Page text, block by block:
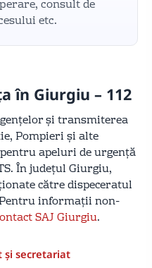
consult de
etc.
în Giurgiu – 112
și transmiterea
Pompieri și alte
apeluri de urgență
În județul Giurgiu,
către dispeceratul
informații non-
SAJ Giurgiu.
și secretariat